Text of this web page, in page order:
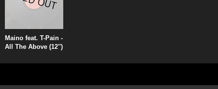
Maino feat. T-Pain -
All The Above (12'')